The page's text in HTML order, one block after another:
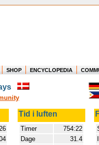
in the world have you flown?
long have you been in the air?
your own FlightMemory and see!
SHOP ENCYCLOPEDIA
Tid i luften
Timer
754:22
Dage
31.4